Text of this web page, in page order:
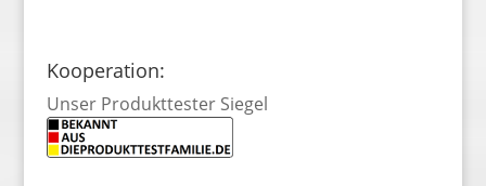
Kooperation:
Unser Produkttester Siegel